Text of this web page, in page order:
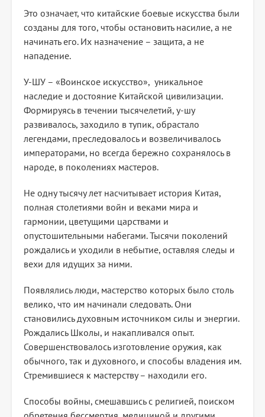
Это означает, что китайские боевые искусства были
созданы для того, чтобы остановить насилие, а не
начинать его. Их назначение – защита, а не
нападение.
У-ШУ – «Воинское искусство», уникальное
наследие и достояние Китайской цивилизации.
Формируясь в течении тысячелетий, у-шу
развивалось, заходило в тупик, обрастало
легендами, преследовалось и возвеличивалось
императорами, но всегда бережно сохранялось в
народе, в поколениях мастеров.
Не одну тысячу лет насчитывает история Китая,
полная столетиями войн и веками мира и
гармонии, цветущими царствами и
опустошительными набегами. Тысячи поколений
рождались и уходили в небытие, оставляя следы и
вехи для идущих за ними.
Появлялись люди, мастерство которых было столь
велико, что им начинали следовать. Они
становились духовным источником силы и энергии.
Рождались Школы, и накапливался опыт.
Совершенствовалось изготовление оружия, как
обычного, так и духовного, и способы владения им.
Стремившиеся к мастерству – находили его.
Способы войны, смешавшись с религией, поиском